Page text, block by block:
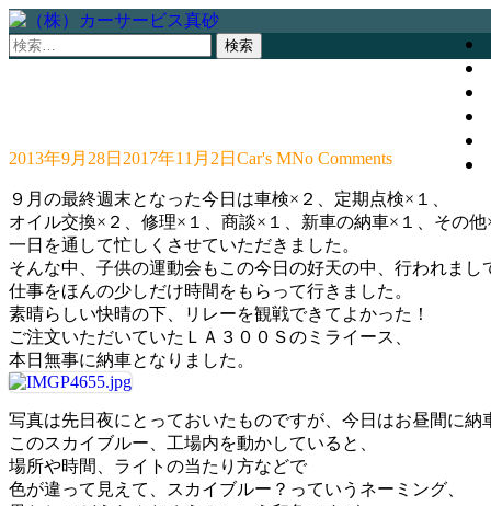
検
2013年9月28日 2017年11月2日 Car's MNo Comments
９月の最終週末となった今日は車検×２、定期点検×１、
オイル交換×２、修理×１、商談×１、新車の納車×１、その他
一日を通して忙しくさせていただきました。
そんな中、子供の運動会もこの今日の好天の中、行われまし
仕事をほんの少しだけ時間をもらって行きました。
素晴らしい快晴の下、リレーを観戦できてよかった！
ご注文いただいていたＬＡ３００Ｓのミライース、
本日無事に納車となりました。
写真は先日夜にとっておいたものですが、今日はお昼間に納
このスカイブルー、工場内を動かしていると、
場所や時間、ライトの当たり方などで
色が違って見えて、スカイブルー？っていうネーミング、